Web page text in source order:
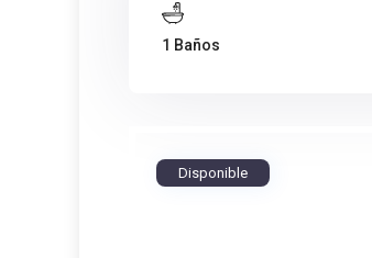
1 Baños
Disponible